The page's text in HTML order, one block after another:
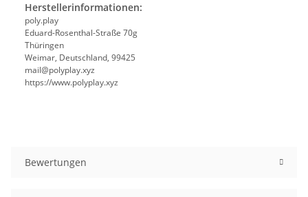
Herstellerinformationen:
poly.play
Eduard-Rosenthal-Straße 70g
Thüringen
Weimar, Deutschland, 99425
mail@polyplay.xyz
https://www.polyplay.xyz
Bewertungen